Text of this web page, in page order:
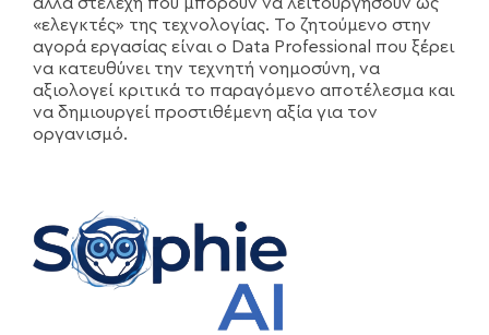
«ελεγκτές» της τεχνολογίας. Το ζητούμενο στην
αγορά εργασίας είναι ο Data Professional που ξέρει
να κατευθύνει την τεχνητή νοημοσύνη, να
αξιολογεί κριτικά το παραγόμενο αποτέλεσμα και
να δημιουργεί προστιθέμενη αξία για τον
οργανισμό.